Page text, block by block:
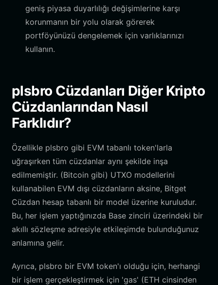
geniş piyasa duyarlılığı değişimlerine karşı
korunmanın bir yolu olarak görerek
portföyünüzü dengelemek için varlıklarınızı
kullanın.
plsbro Cüzdanları Diğer Kripto
Cüzdanlarından Nasıl
Farklıdır?
Özellikle plsbro gibi EVM tabanlı token'larla
uğraşırken tüm cüzdanlar aynı şekilde inşa
edilmemiştir. (Bitcoin gibi) UTXO modellerini
kullanabilen EVM dışı cüzdanların aksine, Bitget
Cüzdan hesap tabanlı bir model üzerine kuruludur.
Bu, her işlem yaptığınızda Base zinciri üzerindeki bir
akıllı sözleşme adresiyle etkileşimde bulunduğunuz
anlamına gelir.
Ayrıca, plsbro bir EVM token'ı olduğu için, herhangi
bir işlem gerçekleştirmek için 'gas' (ETH cinsinden